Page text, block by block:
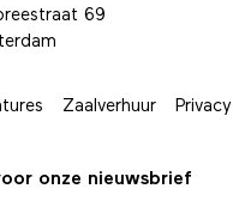
69
Zaalverhuur Privacy
onze nieuwsbrief